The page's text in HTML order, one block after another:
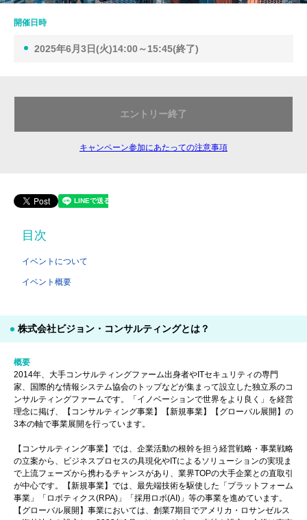
開催日時
2025年6月3日(火)14:00～15:45(終了)
エントリー終了
キャンペーン参加にあたっての注意事項
目次
イベントについて
イベント概要
株式会社ビジョン・コンサルティングとは？
概要
2014年、大手コンサルティングファーム出身者やITセキュリティの専門
家、国際的な情報システム協会のトップなどが集まって設立した独立系のコ
ンサルティングファームです。「イノベーションで世界をより良く」を経営
理念に掲げ、【コンサルティング事業】【新規事業】【グローバル展開】の
3本の軸で事業展開を行っています。
【コンサルティング事業】では、企業活動の根幹を担う経営戦略・事業戦略
の立案から、ビジネスプロセスの具現化やITによるソリューションの実現ま
で上流フェーズから携わるチャンスがあり、業界TOPの大手企業との直取引
が中心です。【新規事業】では、最先端技術を駆使した「プラットフォーム
事業」「ロボティクス(RPA)」「採用ロボ(AI)」等の事業を進めています。
【グローバル展開】事業においては、創業7期目でアメリカ・ロサンゼルス